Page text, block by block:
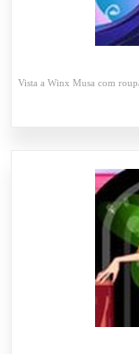
Vista a Winx Musa com